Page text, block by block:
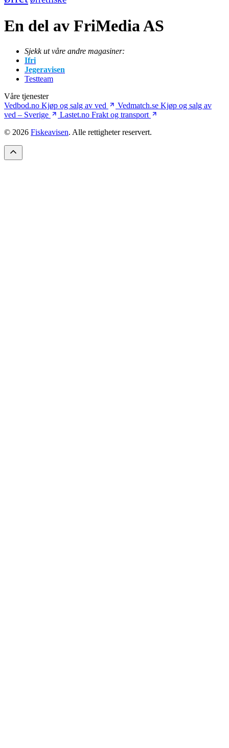
En del av FriMedia AS
Sjekk ut våre andre magasiner:
Ifri
Jegeravisen
Testteam
Våre tjenester
Vedbod.no Kjøp og salg av ved Vedmatch.se Kjøp og salg av
ved – Sverige
Lastet.no Frakt og transport
© 2026 Fiskeavisen. Alle rettigheter reservert.